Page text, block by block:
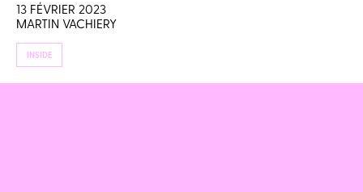
13 FÉVRIER 2023
MARTIN VACHIERY
INSIDE